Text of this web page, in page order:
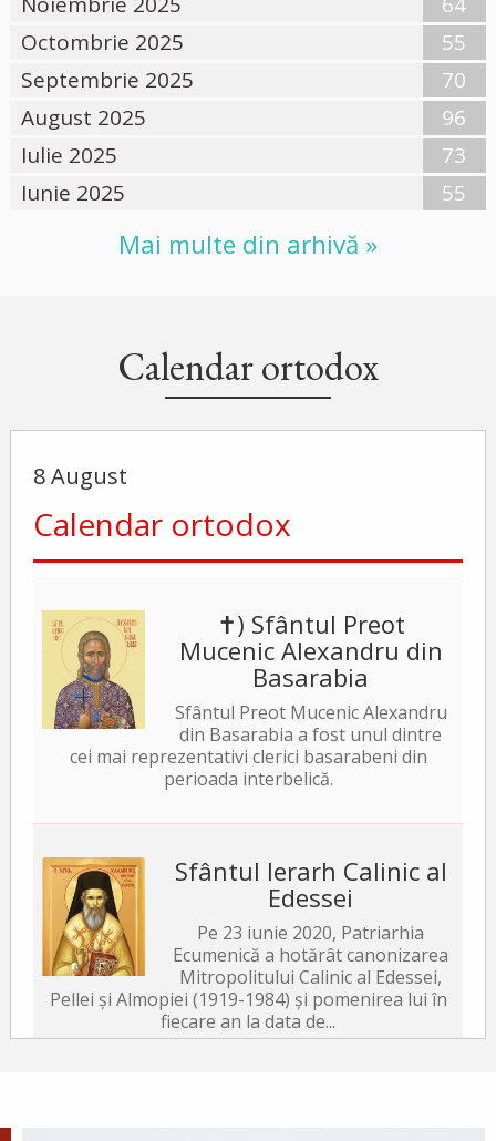
Octombrie 2025
55
Septembrie 2025
70
August 2025
96
Iulie 2025
73
Iunie 2025
55
Mai multe din arhivă »
Calendar ortodox
8 August
Calendar ortodox
✝) Sfântul Preot
Mucenic Alexandru din
Basarabia
Sfântul Preot Mucenic Alexandru
din Basarabia a fost unul dintre
cei mai reprezentativi clerici basarabeni din
perioada interbelică.
Sfântul Ierarh Calinic al
Edessei
Pe 23 iunie 2020, Patriarhia
Ecumenică a hotărât canonizarea
Mitropolitului Calinic al Edessei,
Pellei și Almopiei (1919-1984) și pomenirea lui în
fiecare an la data de...